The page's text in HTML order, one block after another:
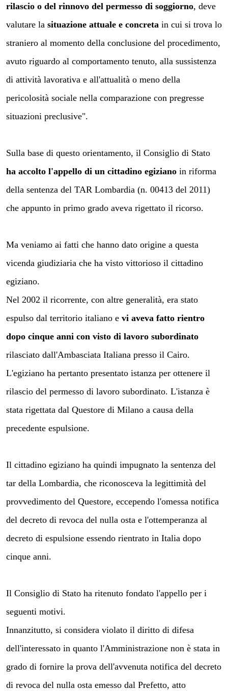
rilascio o del rinnovo del permesso di soggiorno, deve
valutare la situazione attuale e concreta in cui si trova lo
straniero al momento della conclusione del procedimento,
avuto riguardo al comportamento tenuto, alla sussistenza
di attività lavorativa e all'attualità o meno della
pericolosità sociale nella comparazione con pregresse
situazioni preclusive".
Sulla base di questo orientamento, il Consiglio di Stato
ha accolto l'appello di un cittadino egiziano in riforma
della sentenza del TAR Lombardia (n. 00413 del 2011)
che appunto in primo grado aveva rigettato il ricorso.
Ma veniamo ai fatti che hanno dato origine a questa
vicenda giudiziaria che ha visto vittorioso il cittadino
egiziano.
Nel 2002 il ricorrente, con altre generalità, era stato
espulso dal territorio italiano e vi aveva fatto rientro
dopo cinque anni con visto di lavoro subordinato
rilasciato dall'Ambasciata Italiana presso il Cairo.
L'egiziano ha pertanto presentato istanza per ottenere il
rilascio del permesso di lavoro subordinato. L'istanza è
stata rigettata dal Questore di Milano a causa della
precedente espulsione.
Il cittadino egiziano ha quindi impugnato la sentenza del
tar della Lombardia, che riconosceva la legittimità del
provvedimento del Questore, eccependo l'omessa notifica
del decreto di revoca del nulla osta e l'ottemperanza al
decreto di espulsione essendo rientrato in Italia dopo
cinque anni.
Il Consiglio di Stato ha ritenuto fondato l'appello per i
seguenti motivi.
Innanzitutto, si considera violato il diritto di difesa
dell'interessato in quanto l'Amministrazione non è stata in
grado di fornire la prova dell'avvenuta notifica del decreto
di revoca del nulla osta emesso dal Prefetto, atto